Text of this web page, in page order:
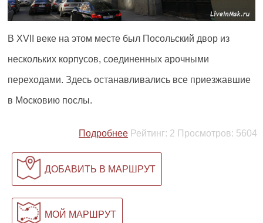
В XVII веке на этом месте был Посольский двор из
нескольких корпусов, соединенных арочными
переходами. Здесь останавливались все приезжавшие
в Московию послы.
Подробнее Рейтинг: 2 Просмотров: 5604
ДОБАВИТЬ В МАРШРУТ
МОЙ МАРШРУТ